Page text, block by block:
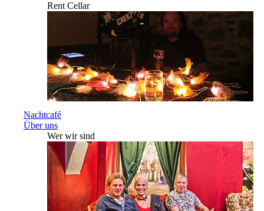
Rent Cellar
Nachtcafé
Über uns
Wer wir sind